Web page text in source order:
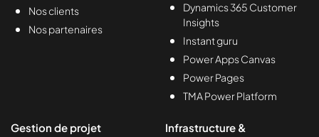
Nos clients
Nos partenaires
Dynamics 365 Customer
Insights
Instant guru
Power Apps Canvas
Power Pages
TMA Power Platform
Gestion de projet
Infrastructure &